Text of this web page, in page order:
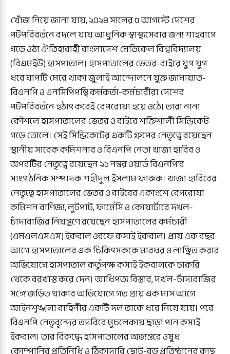
খোঁজ নিয়ে জানা যায়, ২০২৪ সালের ৫ আগস্টে দেশের
পটপরিবর্তনে বদলে যায় আধুনিক স্বাস্থ্যসেবার জন্য শাহবাগে
গড়ে ওঠা ঐতিহ্যবাহী বাংলাদেশ মেডিকেল বিশ্ববিদ্যালয়
(বিএমইউ) হাসপাতাল। হাসপাতালের ভেতর-বাইরে যুগ যুগ
ধরে ঘাপটি মেরে থাকা জুলাই আন্দোলনে যুক্ত জামায়াত-
বিএনপি ও এনসিপিপন্থি কর্মকর্তা-কর্মচারীরা দেশের
পটপরিবর্তনে হঠাৎ করেই বেপরোয়া হয়ে ওঠে। তারা নানা
কৌশলে হাসপাতালের ভেতর ও বাইরে শক্তিশালী সিন্ডিকেট
গড়ে তোলে। সেই সিন্ডিকেটের একটি গ্রুপের নেতৃত্বে রয়েছেন
স্থানীয় সাবেক কমিশনার ও বিএনপি নেতা খাজা হাবিব ও
অপরটির নেতৃত্বে রয়েছেন ২১ নম্বর ওয়ার্ড বিএনপি’র
সাংগঠনিক সম্পাদক শহীদুল ইসলাম ফারুক। খাজা হাবিবের
নেতৃত্বে হাসপাতালের ভেতর ও বাইরের একাংশে বেপরোয়া
কমিশন বাণিজ্য, লুটপাট, ফার্মেসি ও কোয়ার্টারে দখল-
চাঁদাবাজির নিয়ন্ত্রণে রয়েছেন হাসপাতালের কর্মচারী
(এমএলএসএস) ইকবাল ওরফে কসাই ইকবাল। প্রায় এক বছর
আগে হাসপাতালের এক চিকিৎসককে মারধর ও লাঞ্ছিত করার
অভিযোগে হাসপাতাল কর্তৃপক্ষ কসাই ইকবালকে চাকরি
থেকে বরখাস্ত করে দেন। আধিপত্য বিস্তার, দখল-চাঁদাবাজির
সঙ্গে জড়িত থাকার অভিযোগে গত প্রায় এক মাস আগে
আইনশৃঙ্খলা বাহিনীর একটি দল তাকে ধরে নিয়ে যায়। পরে
বিএনপি নেতৃবৃন্দের তদবিরে মুচলেকায় ছাড়া পান কসাই
ইকবাল। তার বিরুদ্ধে হাসপাতালের অভ্যন্তরে ওষুধ